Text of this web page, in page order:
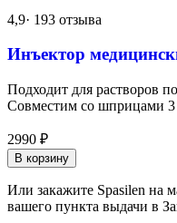
4,9· 193 отзыва
Инъектор
Подходит для растворов
Совместим со шприцами
2990 ₽
В корзину
Или закажите Spasilen на
вашего пункта выдачи в